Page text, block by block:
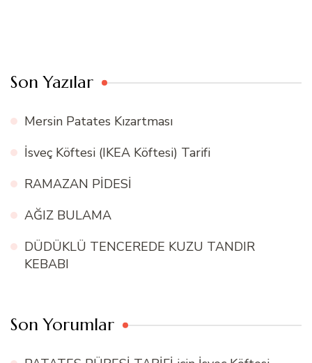
Son Yazılar
Mersin Patates Kızartması
İsveç Köftesi (IKEA Köftesi) Tarifi
RAMAZAN PİDESİ
AĞIZ BULAMA
DÜDÜKLÜ TENCEREDE KUZU TANDIR
KEBABI
Son Yorumlar